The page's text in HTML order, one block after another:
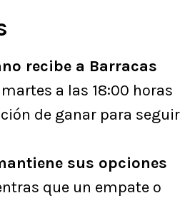
recibe a Barracas
a las 18:00 horas
de ganar para seguir
sus opciones
que un empate o